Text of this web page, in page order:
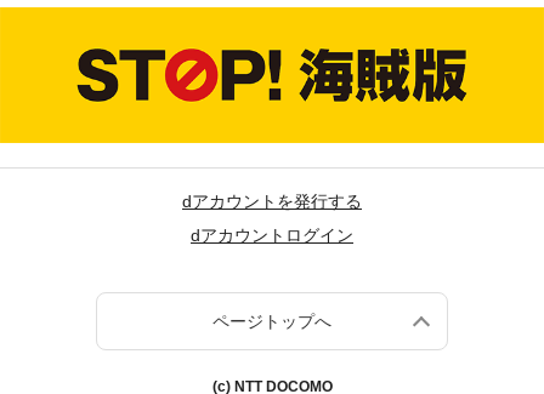
dアカウントを発行する
dアカウントログイン
ページトップへ
(c) NTT DOCOMO